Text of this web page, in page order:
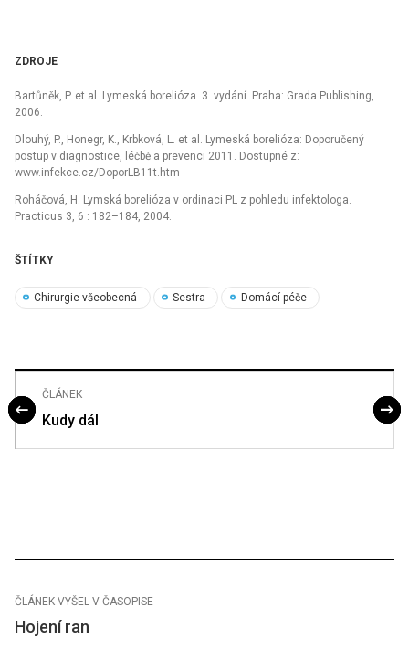
ZDROJE
Bartůněk, P. et al. Lymeská borelióza. 3. vydání. Praha: Grada Publishing,
2006.
Dlouhý, P., Honegr, K., Krbková, L. et al. Lymeská borelióza: Doporučený
postup v diagnostice, léčbě a prevenci 2011. Dostupné z:
www.infekce.cz/DoporLB11t.htm
Roháčová, H. Lymská borelióza v ordinaci PL z pohledu infektologa.
Practicus 3, 6 : 182–184, 2004.
ŠTÍTKY
Chirurgie všeobecná Sestra Domácí péče
ČLÁNEK
Kudy dál
ČLÁNEK VYŠEL V ČASOPISE
Hojení ran